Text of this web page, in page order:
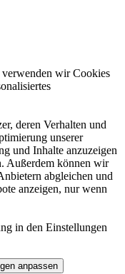
wir Cookies
deren Verhalten und
unserer
und Inhalte anzuzeigen
Außerdem können wir
abgleichen und
anzeigen, nur wenn
in den Einstellungen
anpassen